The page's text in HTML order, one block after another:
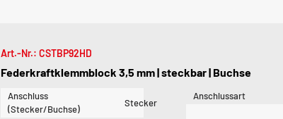
Art.-Nr.: CSTBP92HD
Federkraftklemmblock 3,5 mm | steckbar | Buchse
Anschluss
(Stecker/Buchse)
Stecker
Anschlussart